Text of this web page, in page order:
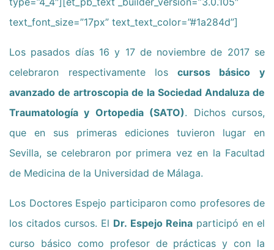
text_font_size=”17px” text_text_color=”#1a284d”]
Los pasados días 16 y 17 de noviembre de 2017 se
celebraron respectivamente los cursos básico y
avanzado de artroscopia de la Sociedad Andaluza de
Traumatología y Ortopedia (SATO). Dichos cursos,
que en sus primeras ediciones tuvieron lugar en
Sevilla, se celebraron por primera vez en la Facultad
de Medicina de la Universidad de Málaga.
Los Doctores Espejo participaron como profesores de
los citados cursos. El Dr. Espejo Reinaparticipó en el
curso básico como profesor de prácticas y con la